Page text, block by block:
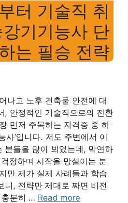
터 기술직 취
기기능사 단
는 필승 전략
나고 노후 건축물 안전에 대
, 안정적인 기술직으로의 전환
먼저 주목하는 자격증 중 하
사’입니다. 저도 주변에서 이
분들을 많이 뵈었는데, 막연하
정하며 시작을 망설이는 분
만 제가 실제 사례들과 학습
니, 전략만 제대로 짜면 비전
충분히 … Read more